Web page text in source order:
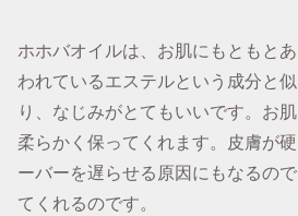
ホホバオイルは、お肌にもともと
われているエステルという成分と
り、なじみがとてもいいです。お
柔らかく保ってくれます。皮膚が
ーバーを遅らせる原因にもなるの
てくれるのです。